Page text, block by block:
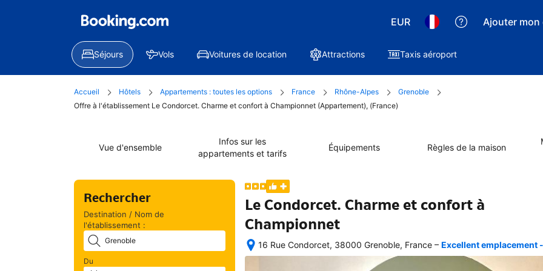
EUR Ajouter
Séjours Vols Voitures de location Attractions Taxis aéroport
Accueil Hôtels Appartements : toutes les options France Rhône-Alpes
Grenoble
Offre à l'établissement Le Condorcet. Charme et confort à Championnet (Appartement), (France)
Vue d'ensemble
Infos sur les
appartements et tarifs
Équipements Règles de la maison
Rechercher
Destination / Nom de
l'établissement :
Du
Le Condorcet. Charme et confort à
Championnet
16 Rue Condorcet, 38000 Grenoble, France
Excellente
– Excellent emplacement